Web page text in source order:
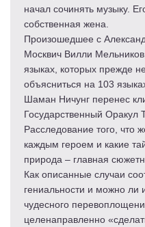
начал сочинять музыку.
собственная жена.
Произошедшее с
Москвич Вилли
языках, которых прежде
объясниться на 103
Шаман Ничунг перенес
Государственный Оракул
Расследование того, что
каждым героем и какие
природа – главная
Как описанные случаи
гениальности и можно ли
чудесного
целенаправленно